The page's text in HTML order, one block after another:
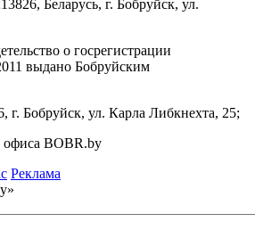
Беларусь, г. Бобруйск, ул.
о госрегистрации
выдано Бобруйским
г. Бобруйск, ул. Карла Либкнехта, 25;
офиса BOBR.by
Реклама